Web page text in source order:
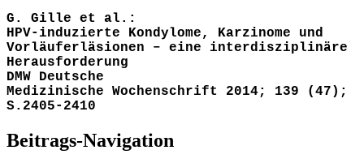
G. Gille et al.:
HPV-induzierte Kondylome, Karzinome und
Vorläuferläsionen – eine interdisziplinäre
Herausforderung
DMW Deutsche
Medizinische Wochenschrift 2014; 139 (47);
S.2405-2410
Beitrags-Navigation